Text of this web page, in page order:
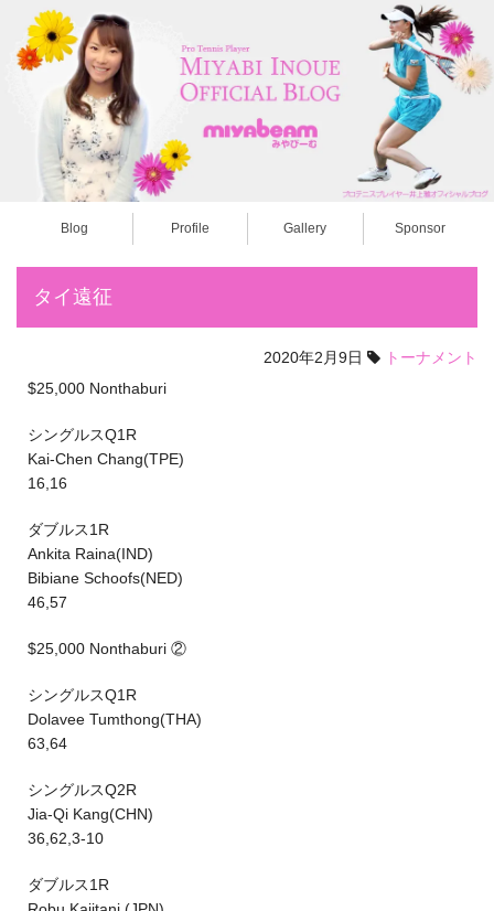
Blog Profile Gallery Sponsor
タイ遠征
2020年2月9日
トーナメント
$25,000 Nonthaburi
シングルスQ1R
Kai-Chen Chang(TPE)
16,16
ダブルス1R
Ankita Raina(IND)
Bibiane Schoofs(NED)
46,57
$25,000 Nonthaburi ②
シングルスQ1R
Dolavee Tumthong(THA)
63,64
シングルスQ2R
Jia-Qi Kang(CHN)
36,62,3-10
ダブルス1R